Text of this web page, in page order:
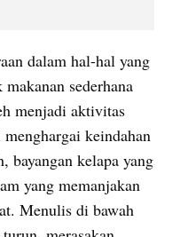
dalam hal-hal yang
sederhana
menjadi aktivitas
keindahan
bayangan kelapa yang
yang memanjakan
Menulis di bawah